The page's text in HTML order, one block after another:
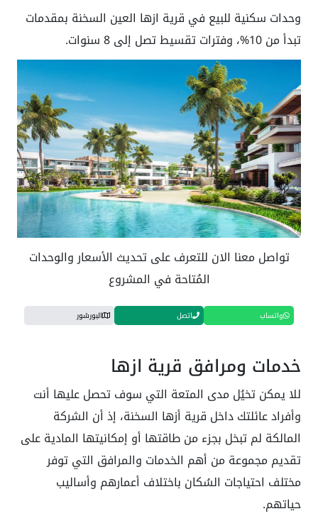
وحدات سكنية للبيع في قرية ازها العين السخنة بمقدمات
تبدأ من 10%، وفترات تقسيط تصل إلى 8 سنوات.
تواصل معنا الان للتعرف على تحديث الأسعار والوحدات
المُتاحة في المشروع
واتساب اتصل البورشور
خدمات ومرافق قرية ازها
للا يمكن تخيُل مدى المتعة التي سوف تحصل عليها أنت
وأفراد عائلتك داخل قرية أزها السخنة، إذ أن الشركة
المالكة لم تبخل بجزء من طاقتها أو إمكانيتها المادية على
تقديم مجموعة من أهم الخدمات والمرافق التي توفر
مختلف احتياجات السُكان باختلاف أعمارهم وأساليب
حياتهم.